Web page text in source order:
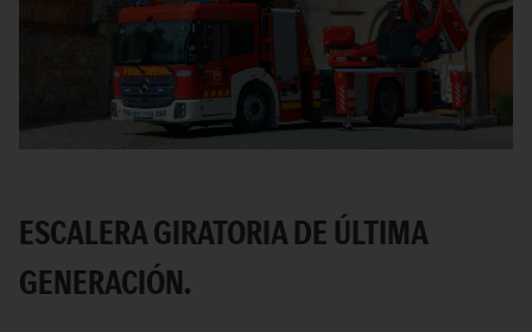
ESCALERA GIRATORIA DE ÚLTIMA
GENERACIÓN.